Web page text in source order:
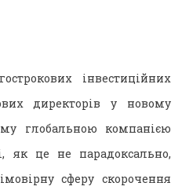
інвестиційних
директорів у новому
глобальною компанією
як це не парадоксально,
сферу скорочення